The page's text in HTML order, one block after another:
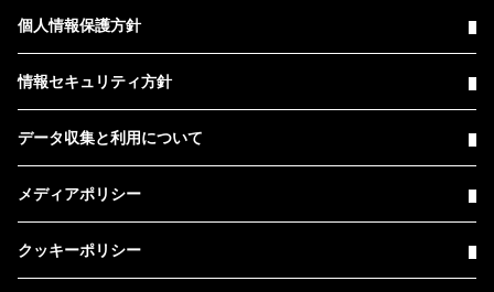
個人情報保護方針
情報セキュリティ方針
データ収集と利用について
メディアポリシー
クッキーポリシー